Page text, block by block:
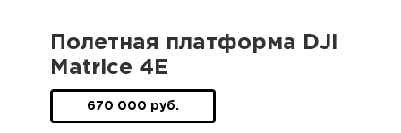
Полетная платформа DJI
Matrice 4E
670 000 руб.